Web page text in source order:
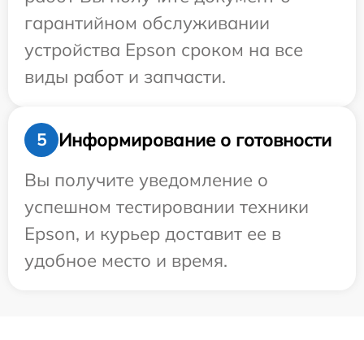
гарантийном обслуживании
устройства Epson сроком на все
виды работ и запчасти.
5
Информирование о готовности
Вы получите уведомление о
успешном тестировании техники
Epson, и курьер доставит ее в
удобное место и время.